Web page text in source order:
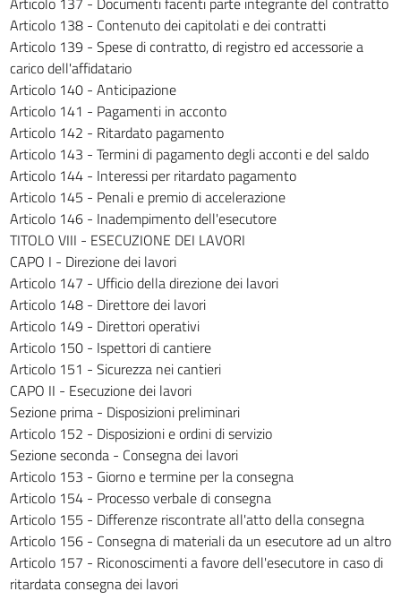
312
313
314
315
316
317
318
319
320
321
322
323
324
325
326
327
328
329
330
331
332
Articolo 138 - Contenuto dei capitolati e dei contratti
Articolo 139 - Spese di contratto, di registro ed accessorie a
carico dell'affidatario
Articolo 140 - Anticipazione
Articolo 141 - Pagamenti in acconto
Articolo 142 - Ritardato pagamento
Articolo 143 - Termini di pagamento degli acconti e del saldo
Articolo 144 - Interessi per ritardato pagamento
Articolo 145 - Penali e premio di accelerazione
Articolo 146 - Inadempimento dell'esecutore
TITOLO VIII - ESECUZIONE DEI LAVORI
CAPO I - Direzione dei lavori
Articolo 147 - Ufficio della direzione dei lavori
Articolo 148 - Direttore dei lavori
Articolo 149 - Direttori operativi
Articolo 150 - Ispettori di cantiere
Articolo 151 - Sicurezza nei cantieri
CAPO II - Esecuzione dei lavori
Sezione prima - Disposizioni preliminari
Articolo 152 - Disposizioni e ordini di servizio
Sezione seconda - Consegna dei lavori
Articolo 153 - Giorno e termine per la consegna
Articolo 154 - Processo verbale di consegna
Articolo 155 - Differenze riscontrate all'atto della consegna
Articolo 156 - Consegna di materiali da un esecutore ad un altro
Articolo 157 - Riconoscimenti a favore dell'esecutore in caso di
ritardata consegna dei lavori